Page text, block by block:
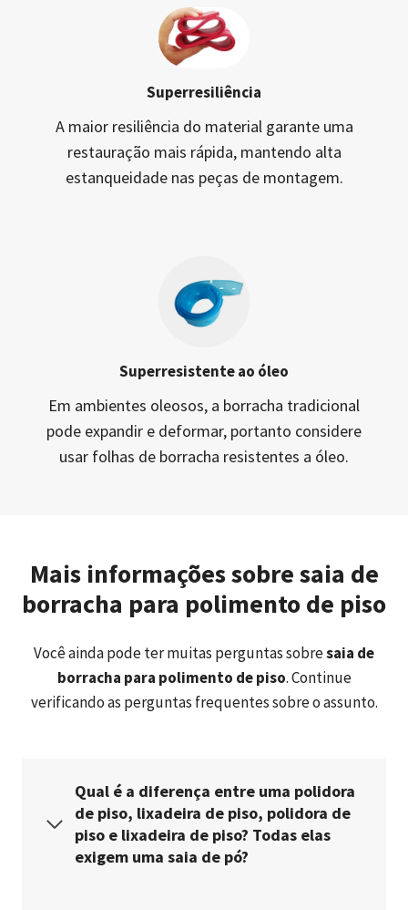
Superresiliência
A maior resiliência do material garante uma
restauração mais rápida, mantendo alta
estanqueidade nas peças de montagem.
Superresistente ao óleo
Em ambientes oleosos, a borracha tradicional
pode expandir e deformar, portanto considere
usar folhas de borracha resistentes a óleo.
Mais informações sobresaia de
borracha para polimento de piso
Você ainda pode ter muitas perguntas sobresaia de
borracha para polimento de piso. Continue
verificando as perguntas frequentes sobre o assunto.
Qual é a diferença entre uma polidora
de piso, lixadeira de piso, polidora de
piso e lixadeira de piso? Todas elas
exigem uma saia de pó?